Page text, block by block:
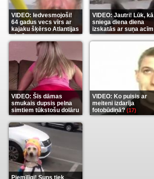
VIDEO: Iedvesmojoši!
64 gadus vecs vīrs ar
kajaku šķērso Atlantijas
okeānu(5)
VIDEO: Jautri! Lūk, kā
sniega diena diena
izskatās ar suņa acīm
(6)
VIDEO: Šīs dāmas
smukais dupsis pelna
simtiem tūkstošu dolāru
(9)
VIDEO: Ko puisis ar
meiteni izdarīja
fotobūdiņā?(17)
Piemīlīgi! Suns tiek